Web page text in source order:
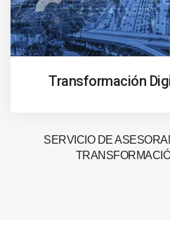
Transformación
SERVICIO DE